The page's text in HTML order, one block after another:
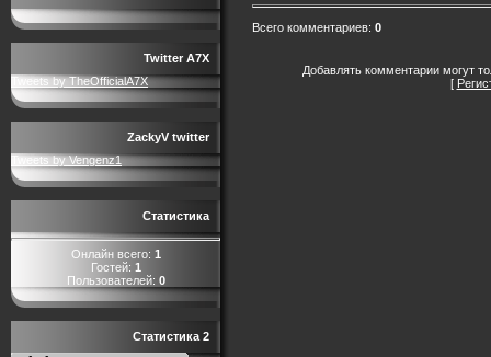
Twitter A7X
Tweets by TheOfficialA7X
ZackyV twitter
Tweets by Vengenz1
Статистика
Онлайн всего: 1
Гостей: 1
Пользователей: 0
Статистика 2
Всего комментариев: 0
Добавлять комментарии могут
[